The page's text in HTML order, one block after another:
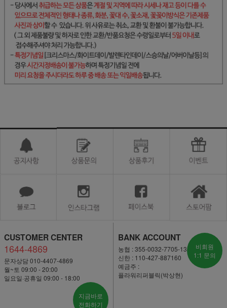
CUSTOMER CENTER
1644-4869
문자상담 010-4407-4869
월~토 09:00 - 20:00
일요일·공휴일 09:00 - 18:00
지금바로
전화하기
BANK ACCOUNT
농협 : 355-0032-7705-13
신한 : 110-427-887160
예금주 :
플라워리퍼블릭(박상현)
비회원
1:1 문의